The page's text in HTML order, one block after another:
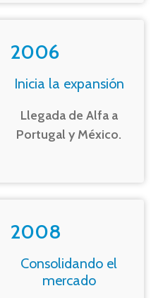
2006
Inicia la expansión
Llegada de Alfa a
Portugal y México.
2008
Consolidando el
mercado